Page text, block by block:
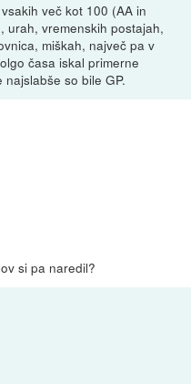
več kot 100 (AA in
urah, vremenskih postajah,
miškah, največ pa v
časa iskal primerne
so bile GP.
si pa naredil?